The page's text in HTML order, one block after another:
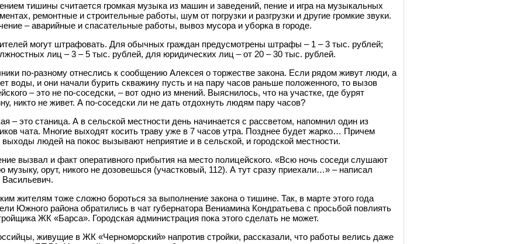
тишины считается громкая музыка из машин и заведений, пение и игра на музыкальных
ремонтные и строительные работы, шум от погрузки и разгрузки и другие громкие звуки.
– аварийные и спасательные работы, вывоз мусора и уборка в городе.
могут штрафовать. Для обычных граждан предусмотрены штрафы – 1 –3 тыс. рублей;
лиц – 3 – 5 тыс. рублей, для юридических лиц – от 20 – 30 тыс. рублей.
по-разному отнеслись к сообщению Алексея о торжестве закона. Если рядом живут люди, а
воды, и они начали бурить скважину пусть и на пару часов раньше положенного, то вызов
– это не по-соседски, –вот одно из мнений. Выяснилось, что на участке, где бурят
никто не живет. А по-соседски ли не дать отдохнуть людям пару часов?
– это станица. А в сельской местности день начинается с рассветом, напомнил один из
чата. Многие выходят косить траву уже в 7 часов утра. Позднее будет жарко… Причем
выходы людей на покос вызывают неприятие и в сельской, и городской местности.
вызвал и факт оперативного прибытия на место полицейского. «Всю ночь соседи слушают
музыку, орут, никого не дозовешься (участковый, 112). А тут сразу приехали…» – написал
Васильевич.
жителям тоже сложно бороться за выполнение закона о тишине. Так, в марте этого года
Южного района обратились в чат губернатора Вениамина Кондратьева с просьбой повлиять
ЖК «Барса». Городская администрация пока этого сделать не может.
живущие в ЖК «Черноморский» напротив стройки, рассказали, что работы велись даже